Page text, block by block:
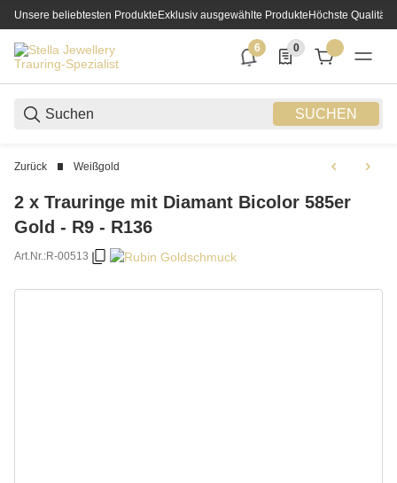
Unsere beliebtesten ProdukteExklusiv ausgewählte ProdukteHöchste Qualität
SUCHEN
6
6 neue Notifizierungen
0
0 Produkte in der
Zurück Weißgold
2 x Trauringe mit Diamant Bicolor 585er
Gold - R9 - R136
Art.Nr.:R-00513